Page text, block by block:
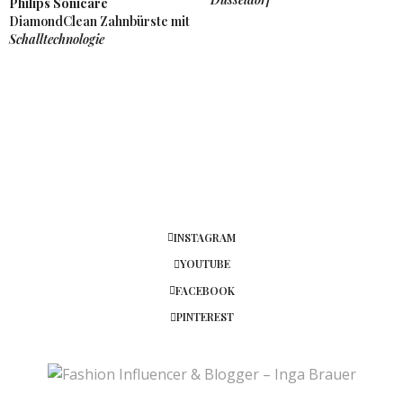
aber mittlerweile mache ich das eigentlich recht
selten, weil es bei uns nicht so tolle Lokale gibt. Ich
wünsche dir noch eine tolle restliche Woche! Viele
8. AUGUST 2017 UM 9:16 UHR
Richtig coole Tipps! Das Essen sieht einfach so so
http://nilooorac.com/
Philips Sonicare
DiamondClean Zahnbürste mit
Schalltechnologie
INSTAGRAM
YOUTUBE
FACEBOOK
PINTEREST